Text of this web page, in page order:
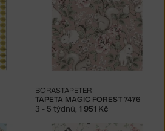
TAPETA MAGIC FOREST 7476
BORASTAPETER
3 - 5 týdnů, 1 951 Kč